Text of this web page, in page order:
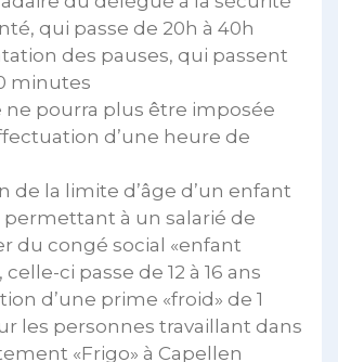
qui passe de 20h à 40h
des pauses, qui passent
minutes
ne pourra plus être imposée
d’une heure de
de la limite d’âge d’un enfant
permettant à un salarié de
du congé social «enfant
ci passe de 12 à 16 ans
d’une prime «froid» de 1
les personnes travaillant dans
«Frigo» à Capellen